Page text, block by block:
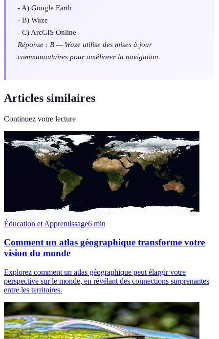
- A) Google Earth
- B) Waze
- C) ArcGIS Online
Réponse : B — Waze utilise des mises à jour
communautaires pour améliorer la navigation.
Articles similaires
Continuez votre lecture
Éducation et Apprentissage6 min
Comment un atlas géographique transforme votre
vision du monde
Explorez comment un atlas géographique peut élargir votre
perspective sur le monde, en révélant des connections surprenantes
entre les territoires.